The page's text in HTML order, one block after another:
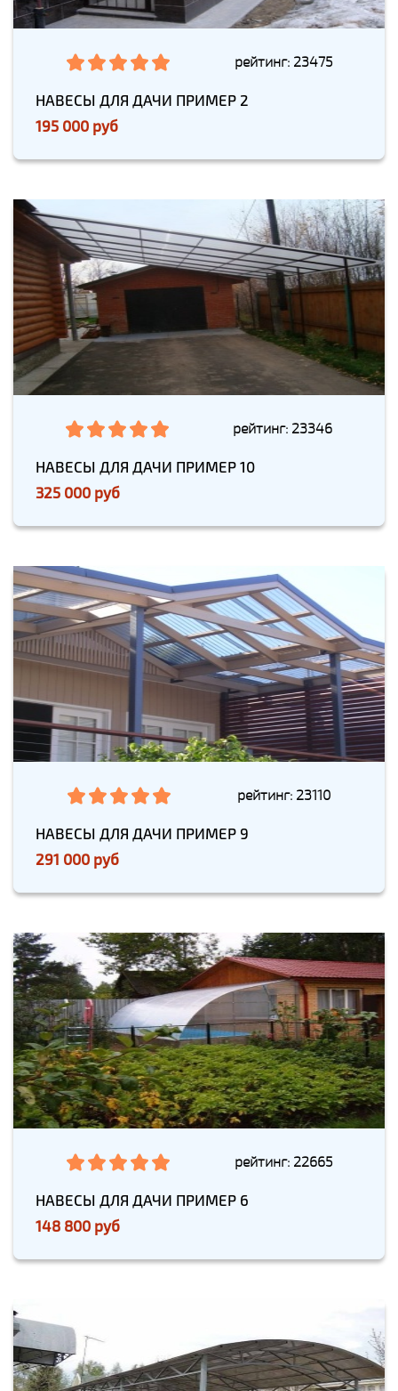
рейтинг: 23475
НАВЕСЫ ДЛЯ ДАЧИ ПРИМЕР 2
195 000 руб
рейтинг: 23346
НАВЕСЫ ДЛЯ ДАЧИ ПРИМЕР 10
325 000 руб
рейтинг: 23110
НАВЕСЫ ДЛЯ ДАЧИ ПРИМЕР 9
291 000 руб
рейтинг: 22665
НАВЕСЫ ДЛЯ ДАЧИ ПРИМЕР 6
148 800 руб